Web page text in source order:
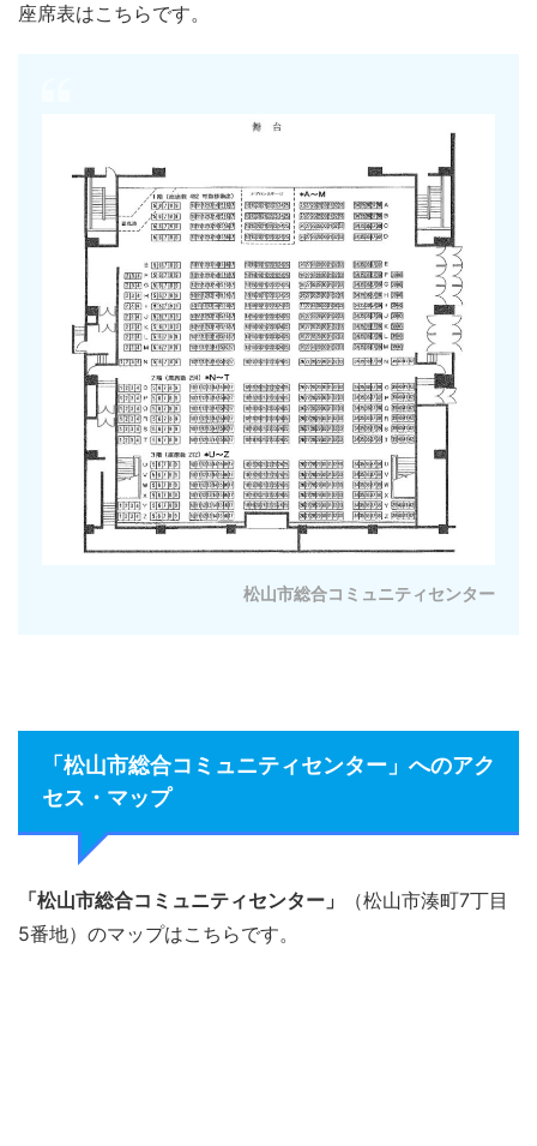
座席表はこちらです。
松山市総合コミュニティセンター
「松山市総合コミュニティセンター」へのアク
セス・マップ
「松山市総合コミュニティセンター」
（松山市湊町7丁目
5番地）のマップはこちらです。